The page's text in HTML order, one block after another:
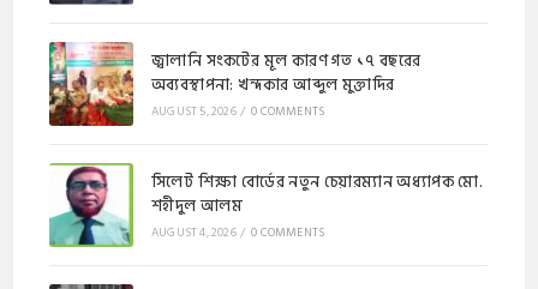
জ্বালানি সংকটের মূল কারণ গত ১৭ বছরের
অব্যবস্থাপনা: খন্দকার আব্দুল মুক্তাদির
AUGUST 5, 2026/ 0 COMMENTS
সিলেট শিক্ষা বোর্ডের নতুন চেয়ারম্যান অধ্যাপক মো.
শহীদুল আলম
AUGUST 4, 2026/ 0 COMMENTS